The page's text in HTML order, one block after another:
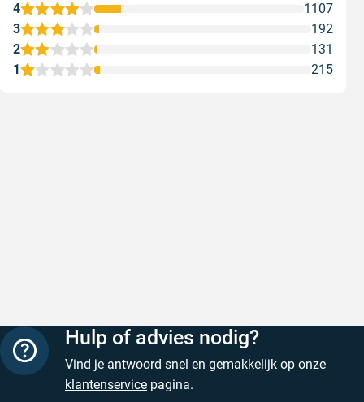
1 215
2 131
3 192
4 1107
Hulp of advies nodig?
Vind je antwoord snel en gemakkelijk op onze
klantenservice pagina.